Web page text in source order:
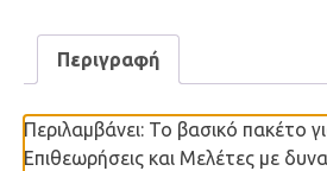
Μήνες
ποσότητα
Περιγραφή
Περιλαμβάνει: Το βασικό πακέτο
Επιθεωρήσεις και Μελέτες με